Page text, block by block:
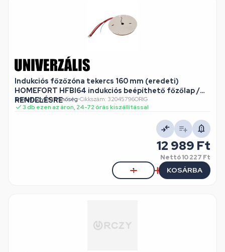
Indukciós főzőzóna tekercs 160 mm (eredeti)
HOMEFORT HFBI64 indukciós beépíthető főzőlap /
RENDELÉSRE
eredeti (gyári) minőség•Cikkszám: 32045796ORIG
3 db ezen az áron, 24-72 órás kiszállítással
12 989 Ft
Nettó10 227 Ft
KOSÁRBA